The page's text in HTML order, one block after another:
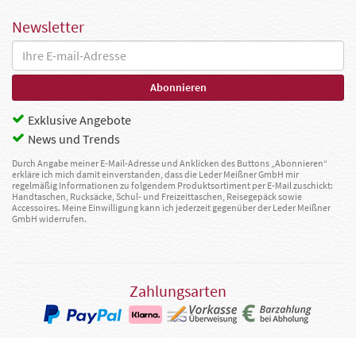
Newsletter
Exklusive Angebote
News und Trends
Durch Angabe meiner E-Mail-Adresse und Anklicken des Buttons „Abonnieren“
erkläre ich mich damit einverstanden, dass die Leder Meißner GmbH mir
regelmäßig Informationen zu folgendem Produktsortiment per E-Mail zuschickt:
Handtaschen, Rucksäcke, Schul- und Freizeittaschen, Reisegepäck sowie
Accessoires. Meine Einwilligung kann ich jederzeit gegenüber der Leder Meißner
GmbH widerrufen.
Zahlungsarten